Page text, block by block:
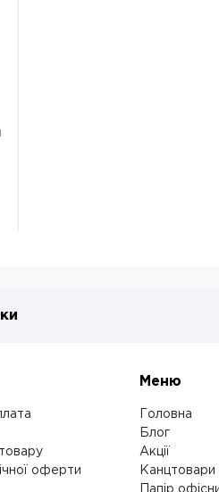
оферти
Меню
Головна
Блог
Акції
Канцтовари
Папір